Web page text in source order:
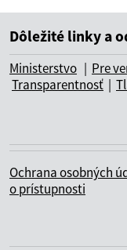
Dôležité linky a
Ministerstvo | Pre
Transparentnosť |
Ochrana osobných
o prístupnosti